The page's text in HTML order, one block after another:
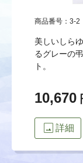
商品番号：3-2
美しいしら
るグレーの
ト。
10,670
image 詳細